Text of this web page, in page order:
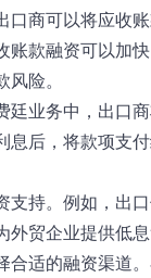
口商可以将应收
账款融资可以加
险。
廷业务中，出口
息后，将款项支
支持。例如，出
外贸企业提供低
合适的融资渠道